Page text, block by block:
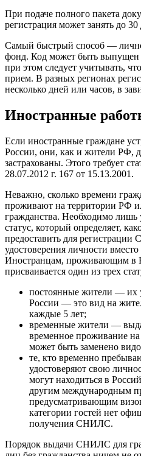
При подаче полного пакета
регистрация может занять до 30
Самый быстрый способ —
фонд. Код может быть
при этом следует учитывать,
прием. В разных регионах
несколько дней или часов, в
Иностранные
Если иностранные граждане
России, они, как и жители РФ,
застрахованы. Этого требует
28.07.2012 г. 167 от 15.13.2001.
Неважно, сколько времени
проживают на территории РФ
гражданства. Необходимо
статус, который определяет,
предоставить для
удостоверения личности
Иностранцам, проживающим в
присваивается один из трех
постоянные жители — их
России — это вид на
каждые 5 лет;
временные жители —
временное проживание
может быть заменено
те, кто временно
удостоверяют свою
могут находиться в
другим международным
предусматривающим
категории гостей нет
получения СНИЛС.
Порядок выдачи СНИЛС для